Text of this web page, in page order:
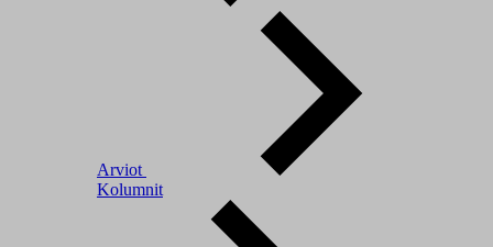
Arviot
Kolumnit